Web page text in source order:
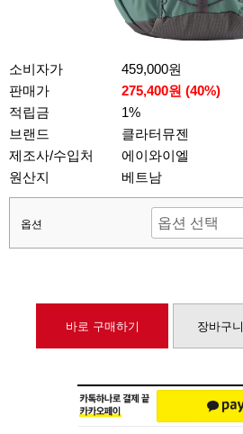
소비자가
459,000원
판매가
275,400원 (40%)
적립금
1%
브랜드
클라터뮤젠
제조사/수입처
에이와이엘
원산지
베트남
옵션
바로 구매하기 장바구니